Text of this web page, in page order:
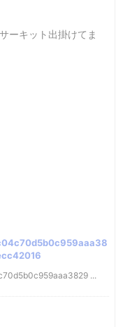
ーキット出掛けてま
...